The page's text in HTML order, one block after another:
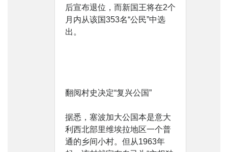
后宣布退位，而新国王将在2个
月内从该国353名“公民”中选
出。
翻阅村史决定“复兴公国”
据悉，塞波加大公国本是意大
利西北部里维埃拉地区一个普
通的乡间小村。但从1963年